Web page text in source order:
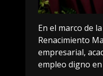
En el marco de
Renacimiento
empresarial,
empleo digno en